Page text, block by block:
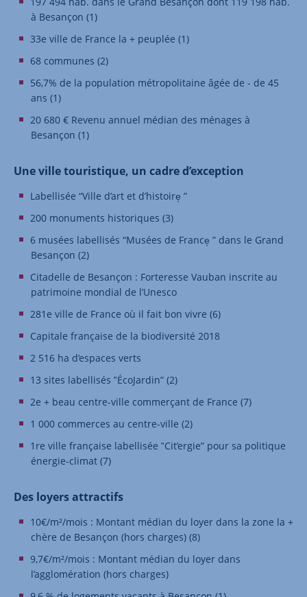
à Besançon (1)
33e ville de France la + peuplée (1)
68 communes (2)
56,7% de la population métropolitaine âgée de - de 45
ans (1)
20 680 € Revenu annuel médian des ménages à
Besançon (1)
Une ville touristique, un cadre d’exception
Labellisée “Ville d’art et d’histoire͔ ”
200 monuments historiques (3)
6 musées labellisés “Musées de France͔ ” dans le Grand
Besançon (2)
Citadelle de Besançon : Forteresse Vauban inscrite au
patrimoine mondial de l’Unesco
281e ville de France où il fait bon vivre (6)
Capitale française de la biodiversité 2018
2 516 ha d’espaces verts
13 sites labellisés ‟ÉcoJardin” (2)
2e + beau centre-ville commerçant de France (7)
1 000 commerces au centre-ville (2)
1re ville française labellisée ‟Cit’ergie” pour sa politique
énergie-climat (7)
Des loyers attractifs
10€/m²/mois : Montant médian du loyer dans la zone la +
chère de Besançon (hors charges) (8)
9,7€/m²/mois : Montant médian du loyer dans
l’agglomération (hors charges)